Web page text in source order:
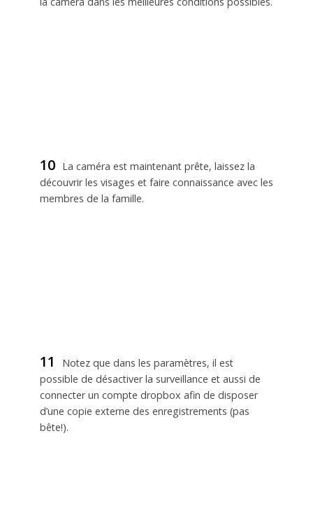
10
La caméra est maintenant prête, laissez la
découvrir les visages et faire connaissance avec les
membres de la famille.
11
Notez que dans les paramètres, il est
possible de désactiver la surveillance et aussi de
connecter un compte dropbox afin de disposer
d’une copie externe des enregistrements (pas
bête!).